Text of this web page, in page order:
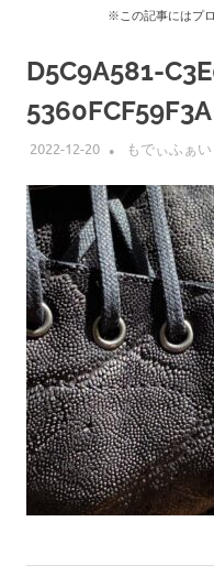
※この記事にはプ
D5C9A581-
5360FCF59F3A
2022-12-20 もでぃふぁ